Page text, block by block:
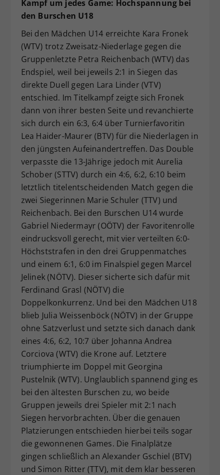
Kampf um jedes Game: Hochspannung bei
den Burschen U18
Bei den Mädchen U14 erreichte Kara Fronek
(WTV) trotz Zweisatz-Niederlage gegen die
Gruppenletzte Petra Reichenbach (WTV) das
Endspiel, weil bei jeweils 2:1 in Siegen das
direkte Duell gegen Lara Linder (VTV)
entschied. Im Titelkampf zeigte sich Fronek
dann von ihrer besten Seite und revanchierte
sich durch ein 6:3, 6:4 über Turnierfavoritin
Lea Haider-Maurer (BTV) für die Niederlagen in
den jüngsten Aufeinandertreffen. Das Double
verpasste die 13-Jährige jedoch mit Aurelia
Schober (STTV) durch ein 4:6, 6:2, 6:10 beim
letztlich titelentscheidenden Match gegen die
zwei Siegerinnen Marie Schuler (TTV) und
Reichenbach. Bei den Burschen U14 wurde
Gabriel Niedermayr (OÖTV) der Favoritenrolle
eindrucksvoll gerecht, mit vier verteilten 6:0-
Höchststrafen in den drei Gruppenmatches
und einem 6:1, 6:0 im Finalspiel gegen Marcel
Jelinek (NÖTV). Dieser sicherte sich dafür mit
Ferdinand Grasl (NÖTV) die
Doppelkonkurrenz. Und bei den Mädchen U18
blieb Julia Weissenböck (NÖTV) in der Gruppe
ohne Satzverlust und setzte sich danach dank
eines 4:6, 6:2, 10:7 über Johanna Andrea
Corciova (WTV) die Krone auf. Letztere
triumphierte im Doppel mit Georgina
Pustelnik (WTV). Unglaublich spannend ging es
bei den ältesten Burschen zu, wo beide
Gruppen jeweils drei Spieler mit 2:1 nach
Siegen hervorbrachten. Über die genauen
Platzierungen entschieden hierbei teils sogar
die gewonnenen Games. Die Finalplätze
gingen schließlich an Alexander Gschiel (BTV)
und Simon Ritter (TTV), mit dem klar besseren